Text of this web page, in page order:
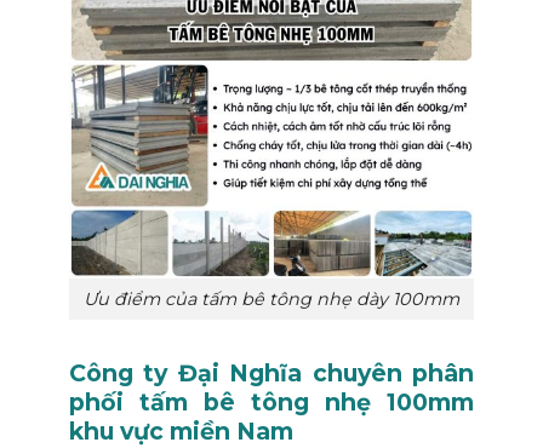
Ưu điểm của tấm bê tông nhẹ dày 100mm
Công ty Đại Nghĩa chuyên phân
phối tấm bê tông nhẹ 100mm
khu vực miền Nam